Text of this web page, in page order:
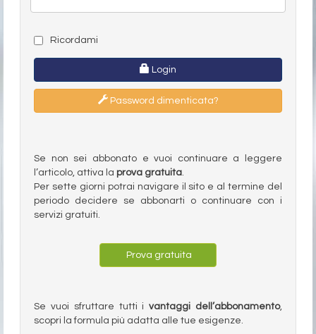
Ricordami
Login
Password dimenticata?
Se non sei abbonato e vuoi continuare a leggere
l’articolo, attiva la prova gratuita.
Per sette giorni potrai navigare il sito e al termine del
periodo decidere se abbonarti o continuare con i
servizi gratuiti.
Prova gratuita
Se vuoi sfruttare tutti ivantaggi dell’abbonamento,
scopri la formula più adatta alle tue esigenze.